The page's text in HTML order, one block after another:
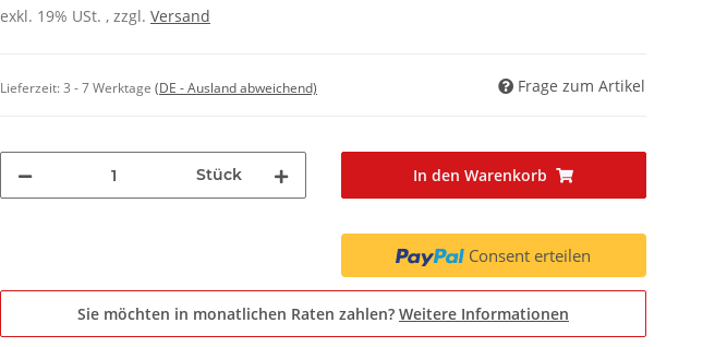
exkl. 19% USt. , zzgl. Versand
Lieferzeit:3 - 7 Werktage (DE - Ausland abweichend) Frage zum Artikel
Stück In den Warenkorb
Consent erteilen
Sie möchten in monatlichen Raten zahlen? Weitere Informationen